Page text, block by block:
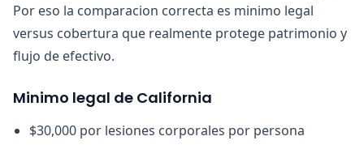
Por eso la comparacion correcta es minimo legal
versus cobertura que realmente protege patrimonio y
flujo de efectivo.
Minimo legal de California
$30,000 por lesiones corporales por persona